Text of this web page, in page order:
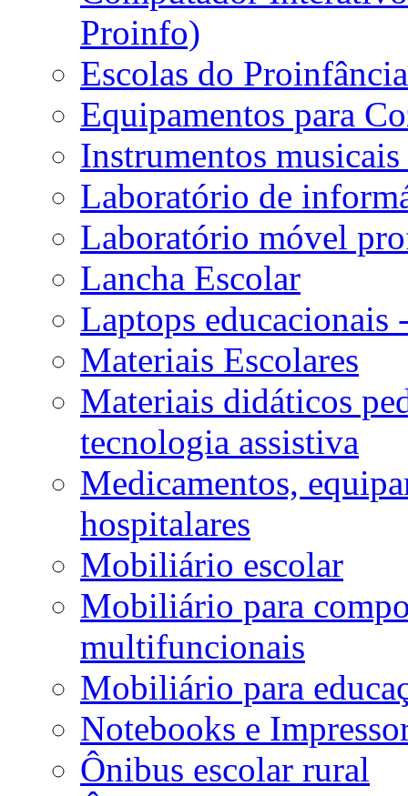
Proinfo)
Escolas do
Equipamentos para
Instrumentos
Laboratório de
Laboratório móvel
Lancha Escolar
Laptops educacionais
Materiais Escolares
Materiais didáticos
tecnologia assistiva
Medicamentos,
hospitalares
Mobiliário escolar
Mobiliário para
multifuncionais
Mobiliário para
Notebooks e
Ônibus escolar rural